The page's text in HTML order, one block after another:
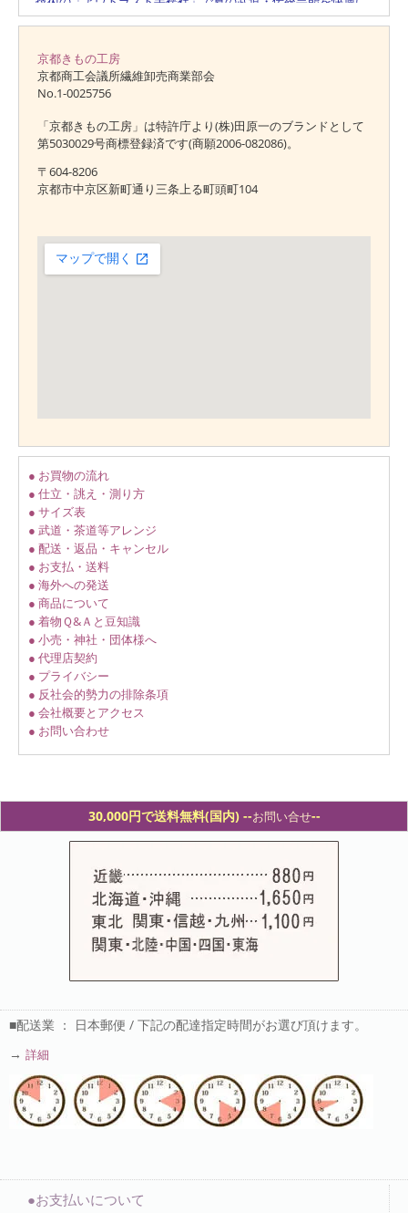
京都きもの工房
京都商工会議所繊維卸売商業部会
No.1-0025756
「京都きもの工房」は特許庁より(株)田原一のブランドとして
第5030029号商標登録済です(商願2006-082086)。
〒604-8206
京都市中京区新町通り三条上る町頭町104
● お買物の流れ
● 仕立・誂え・測り方
● サイズ表
● 武道・茶道等アレンジ
● 配送・返品・キャンセル
● お支払・送料
● 海外への発送
● 商品について
● 着物Ｑ&Ａと豆知識
● 小売・神社・団体様へ
● 代理店契約
● プライバシー
● 反社会的勢力の排除条項
● 会社概要とアクセス
● お問い合わせ
30,000円で送料無料(国内) --お問い合せ--
■配送業 ： 日本郵便 / 下記の配達指定時間がお選び頂けます。
→ 詳細
●お支払いについて